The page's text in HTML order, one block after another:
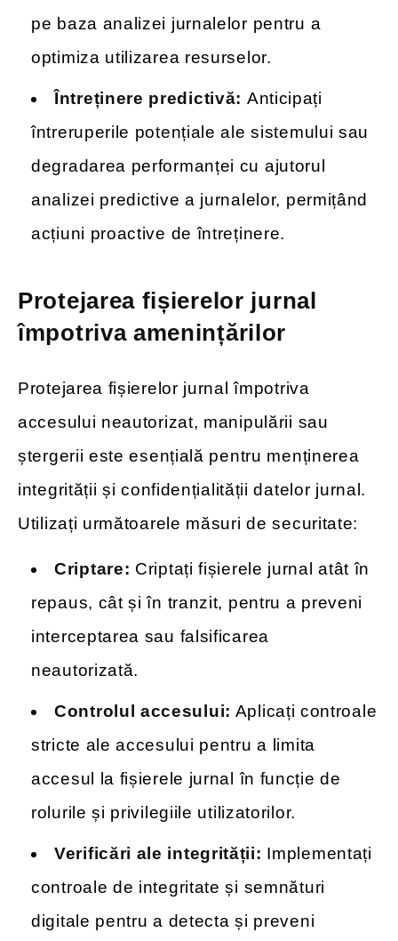
pe baza analizei jurnalelor pentru a
optimiza utilizarea resurselor.
Întreținere predictivă: Anticipați
întreruperile potențiale ale sistemului sau
degradarea performanței cu ajutorul
analizei predictive a jurnalelor, permițând
acțiuni proactive de întreținere.
Protejarea fișierelor jurnal
împotriva amenințărilor
Protejarea fișierelor jurnal împotriva
accesului neautorizat, manipulării sau
ștergerii este esențială pentru menținerea
integrității și confidențialității datelor jurnal.
Utilizați următoarele măsuri de securitate:
Criptare: Criptați fișierele jurnal atât în
repaus, cât și în tranzit, pentru a preveni
interceptarea sau falsificarea
neautorizată.
Controlul accesului: Aplicați controale
stricte ale accesului pentru a limita
accesul la fișierele jurnal în funcție de
rolurile și privilegiile utilizatorilor.
Verificări ale integrității: Implementați
controale de integritate și semnături
digitale pentru a detecta și preveni